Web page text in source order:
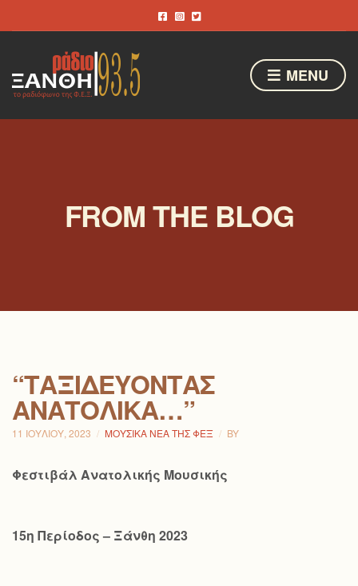
MENU
FROM THE BLOG
“ΤΑΞΙΔΕΎΟΝΤΑΣ
ΑΝΑΤΟΛΙΚΆ…”
11 ΙΟΥΛΊΟΥ, 2023 ΜΟΥΣΙΚΆ ΝΈΑ ΤΗΣ ΦΕΞ BY
Φεστιβάλ Ανατολικής Μουσικής
15η Περίοδος – Ξάνθη 2023